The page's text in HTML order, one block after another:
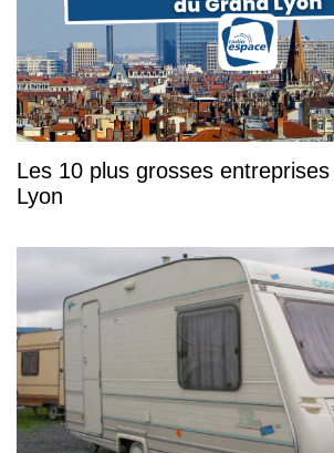
Les 10 plus grosses
Lyon